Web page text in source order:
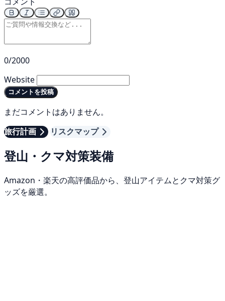
0/2000
Website
コメントを投稿
まだコメントはありません。
旅行計画
リスクマップ
登山・クマ対策装備
Amazon・楽天の高評価品から、登山アイテムとクマ対策グ
ッズを厳選。